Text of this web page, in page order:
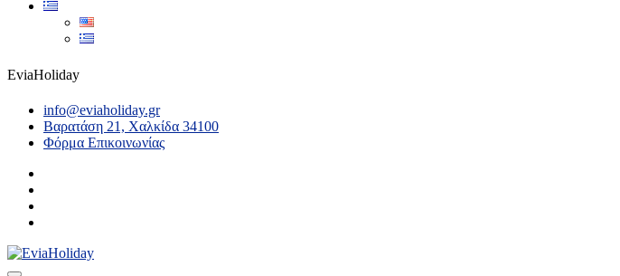
EviaHoliday
info@eviaholiday.gr
Βαρατάση 21, Χαλκίδα 34100
Φόρμα Επικοινωνίας